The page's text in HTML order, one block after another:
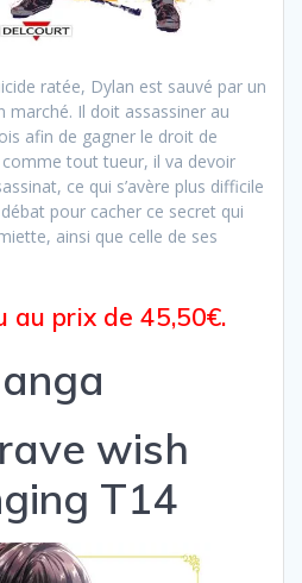
ratée, Dylan est sauvé par un
marché. Il doit assassiner au
afin de gagner le droit de
tout tueur, il va devoir
ce qui s’avère plus difficile
pour cacher ce secret qui
ainsi que celle de ses
au prix de 45,50€.
wish
T14